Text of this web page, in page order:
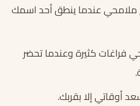
عندما ينطق أحد اسمك
فراغات كثيرة وعندما تحضر
أوقاتي إلا بقربك.